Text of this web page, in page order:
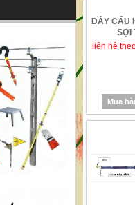
DÂY CẨU
SỢI
liên hệ
Mua